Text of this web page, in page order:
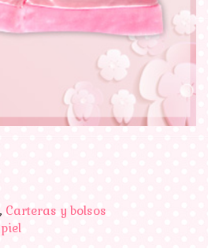
, Carteras y bolsos
piel